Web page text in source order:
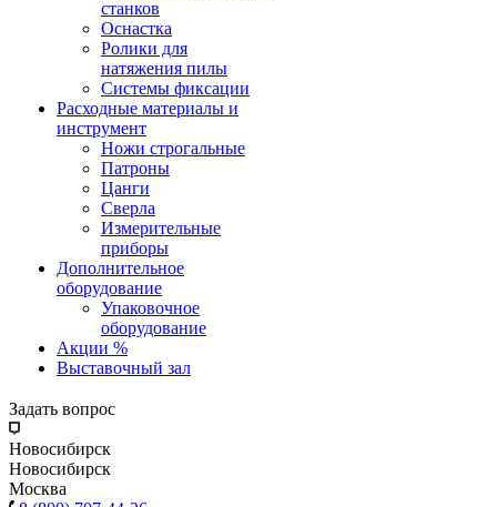
станков
Оснастка
Ролики для
натяжения пилы
Системы фиксации
Расходные материалы и
инструмент
Ножи строгальные
Патроны
Цанги
Сверла
Измерительные
приборы
Дополнительное
оборудование
Упаковочное
оборудование
Акции %
Выставочный зал
Задать вопрос
Новосибирск
Новосибирск
Москва